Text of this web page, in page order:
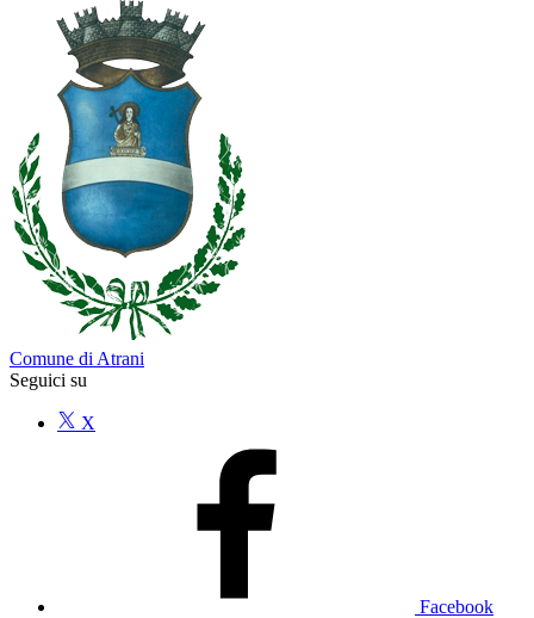
Comune di Atrani
Seguici su
X
Facebook